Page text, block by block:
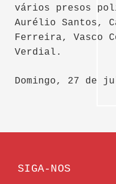
vários presos
Aurélio Santos,
Ferreira, Vasco
Verdial.
Domingo, 27 de
SIGA-NOS